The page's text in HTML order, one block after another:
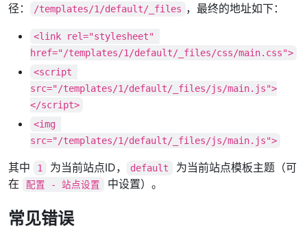
径：
/templates/1/default/_files ，最终的地址如下：
<link rel="stylesheet"
href="/templates/1/default/_files/css/main.css">
<script
src="/templates/1/default/_files/js/main.js">
</script>
<img
src="/templates/1/default/_files/js/main.js">
其中 1 为当前站点ID， default
为当前站点模板主题（可
在
配置 - 站点设置 中设置）。
常见错误